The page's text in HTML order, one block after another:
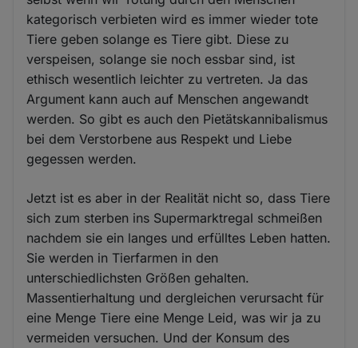
kategorisch verbieten wird es immer wieder tote
Tiere geben solange es Tiere gibt. Diese zu
verspeisen, solange sie noch essbar sind, ist
ethisch wesentlich leichter zu vertreten. Ja das
Argument kann auch auf Menschen angewandt
werden. So gibt es auch den Pietätskannibalismus
bei dem Verstorbene aus Respekt und Liebe
gegessen werden.
Jetzt ist es aber in der Realität nicht so, dass Tiere
sich zum sterben ins Supermarktregal schmeißen
nachdem sie ein langes und erfülltes Leben hatten.
Sie werden in Tierfarmen in den
unterschiedlichsten Größen gehalten.
Massentierhaltung und dergleichen verursacht für
eine Menge Tiere eine Menge Leid, was wir ja zu
vermeiden versuchen. Und der Konsum des